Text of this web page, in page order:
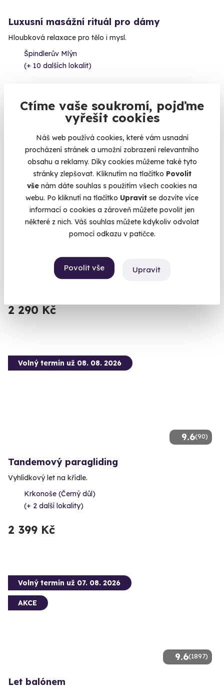
Ctíme vaše soukromí, pojďme
vyřešit cookies
Náš web používá cookies, které vám usnadní
procházení stránek a umožní zobrazení relevantního
obsahu a reklamy. Díky cookies můžeme také tyto
stránky zlepšovat. Kliknutím na tlačítko Povolit
vše nám dáte souhlas s použitím všech cookies na
webu. Po kliknutí na tlačítko Upravit se dozvíte více
informací o cookies a zároveň můžete povolit jen
některé z nich. Váš souhlas můžete kdykoliv odvolat
pomocí odkazu v patičce.
Povolit vše Upravit
Luxusní masážní rituál pro dámy
Hloubková relaxace pro tělo i mysl.
Špindlerův Mlýn
(+ 10 dalších lokalit)
9.6
Královská thajská masáž
Zažijte umění staré přes dva tisíce let na vlastní kůži.
Špindlerův Mlýn
2 290 Kč
9.6(90)
Volný termín už 08. 08. 2026
Tandemový paragliding
Vyhlídkový let na křídle.
Krkonoše (Černý důl)
(+ 2 další lokality)
2 399 Kč
9.6(1897)
Volný termín už 07. 08. 2026
AKCE
Let balónem